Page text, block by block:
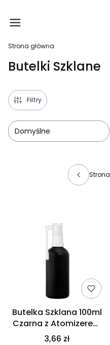
Strona główna
Butelki Szklane
Filtry
Domyślne
Lista produktów
Strona
Butelka Szklana 100ml
Czarna z Atomizerem
do Gardła
3,66 zł